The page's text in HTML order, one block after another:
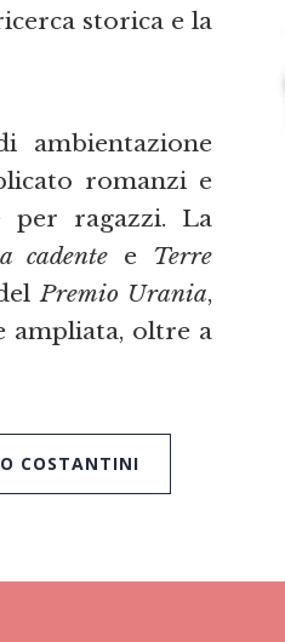
storica e la
ambientazione
romanzi e
per ragazzi. La
cadente e Terre
Premio Urania,
ampliata, oltre a
COSTANTINI